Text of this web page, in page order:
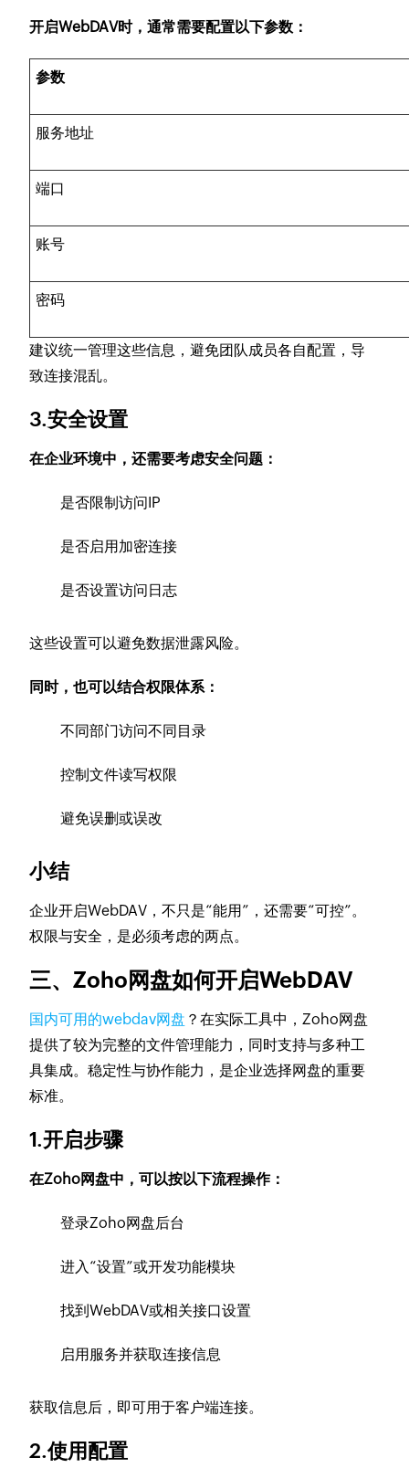
开启WebDAV时，通常需要配置以下参数：
参数
服务地址
端口
账号
密码
建议统一管理这些信息，避免团队成员各自配置，导
致连接混乱。
3.安全设置
在企业环境中，还需要考虑安全问题：
是否限制访问IP
是否启用加密连接
是否设置访问日志
这些设置可以避免数据泄露风险。
同时，也可以结合权限体系：
不同部门访问不同目录
控制文件读写权限
避免误删或误改
小结
企业开启WebDAV，不只是“能用”，还需要“可控”。
权限与安全，是必须考虑的两点。
三、Zoho网盘如何开启WebDAV
国内可用的webdav网盘 ？在实际工具中，Zoho网盘
提供了较为完整的文件管理能力，同时支持与多种工
具集成。稳定性与协作能力，是企业选择网盘的重要
标准。
1.开启步骤
在Zoho网盘中，可以按以下流程操作：
登录Zoho网盘后台
进入“设置”或开发功能模块
找到WebDAV或相关接口设置
启用服务并获取连接信息
获取信息后，即可用于客户端连接。
2.使用配置